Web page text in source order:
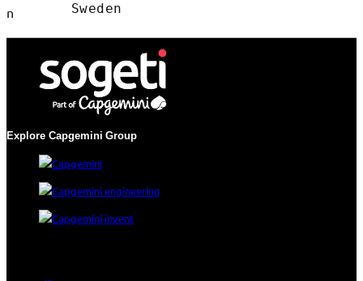
Sweden
Explore Capgemini Group